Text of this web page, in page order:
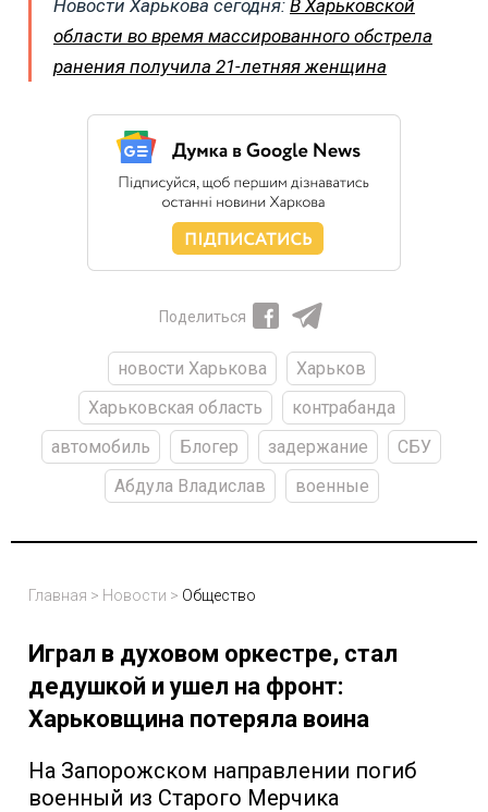
Новости Харькова сегодня: В Харьковской
области во время массированного обстрела
ранения получила 21-летняя женщина
Поделиться
новости Харькова
Харьков
Харьковская область
контрабанда
автомобиль
Блогер задержание
СБУ
Абдула Владислав
военные
Главная > Новости > Общество
Играл в духовом оркестре, стал
дедушкой и ушел на фронт:
Харьковщина потеряла воина
На Запорожском направлении погиб
военный из Старого Мерчика